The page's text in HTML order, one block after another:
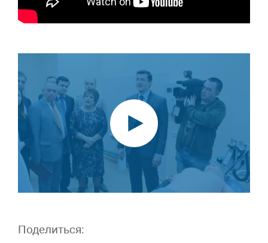
Поделиться: